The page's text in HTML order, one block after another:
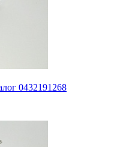
0432191268